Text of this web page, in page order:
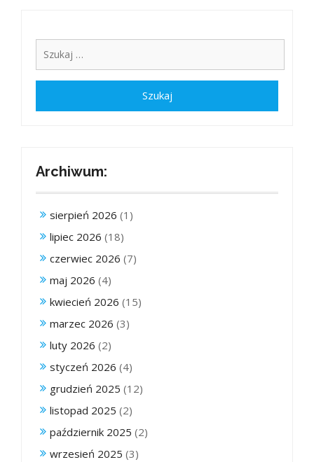
Archiwum:
sierpień 2026 (1)
lipiec 2026 (18)
czerwiec 2026 (7)
maj 2026 (4)
kwiecień 2026 (15)
marzec 2026 (3)
luty 2026 (2)
styczeń 2026 (4)
grudzień 2025 (12)
listopad 2025 (2)
październik 2025 (2)
wrzesień 2025 (3)